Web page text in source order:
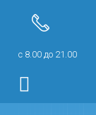
с 8.00 до 21.00